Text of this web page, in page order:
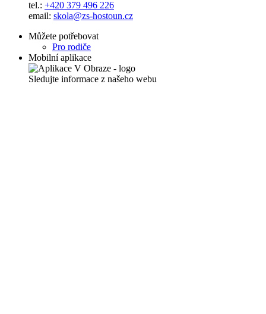
tel.: +420 379 496 226
email: skola@zs-hostoun.cz
Můžete potřebovat
Pro rodiče
Mobilní aplikace
Sledujte informace z našeho webu